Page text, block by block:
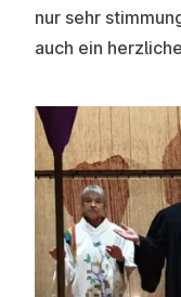
nur sehr
auch ein